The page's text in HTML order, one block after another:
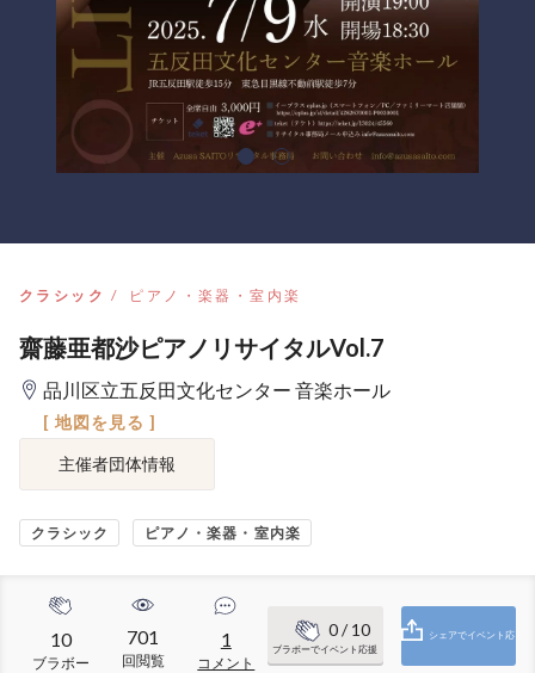
クラシック ピアノ・楽器・室内楽
齋藤亜都沙ピアノリサイタルVol.7
品川区立五反田文化センター 音楽ホール
[ 地図を見る ]
主催者団体情報
クラシック ピアノ・楽器・室内楽
10
ブラボー
701
回閲覧
1
コメント
0/ 10
ブラボーでイベント応援
シェアでイベント応